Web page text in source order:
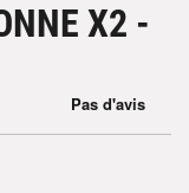
X2 -